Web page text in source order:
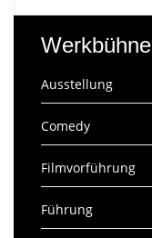
Werkbühne
Ausstellung
Comedy
Filmvorführung
Führung